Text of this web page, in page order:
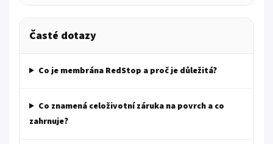
Časté dotazy
Co je membrána RedStop a proč je důležitá?
Co znamená celoživotní záruka na povrch a co
zahrnuje?